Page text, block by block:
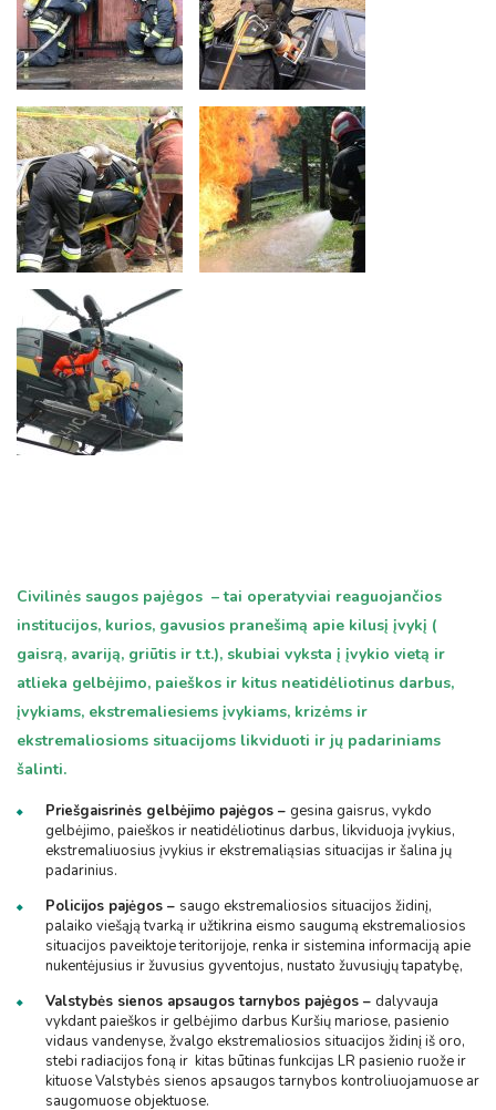
Civilinės saugos pajėgos – tai operatyviai reaguojančios
institucijos, kurios, gavusios pranešimą apie kilusį įvykį (
gaisrą, avariją, griūtis ir t.t.), skubiai vyksta į įvykio vietą ir
atlieka gelbėjimo, paieškos ir kitus neatidėliotinus darbus,
įvykiams, ekstremaliesiems įvykiams, krizėms ir
ekstremaliosioms situacijoms likviduoti ir jų padariniams
šalinti.
Priešgaisrinės gelbėjimo pajėgos – gesina gaisrus, vykdo
gelbėjimo, paieškos ir neatidėliotinus darbus, likviduoja įvykius,
ekstremaliuosius įvykius ir ekstremaliąsias situacijas ir šalina jų
padarinius.
Policijos pajėgos – saugo ekstremaliosios situacijos židinį,
palaiko viešąją tvarką ir užtikrina eismo saugumą ekstremaliosios
situacijos paveiktoje teritorijoje, renka ir sistemina informaciją apie
nukentėjusius ir žuvusius gyventojus, nustato žuvusiųjų tapatybę,
Valstybės sienos apsaugos tarnybos pajėgos – dalyvauja
vykdant paieškos ir gelbėjimo darbus Kuršių mariose, pasienio
vidaus vandenyse, žvalgo ekstremaliosios situacijos židinį iš oro,
stebi radiacijos foną ir kitas būtinas funkcijas LR pasienio ruože ir
kituose Valstybės sienos apsaugos tarnybos kontroliuojamuose ar
saugomuose objektuose.